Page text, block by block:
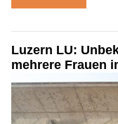
Luzern LU:
mehrere Frauen